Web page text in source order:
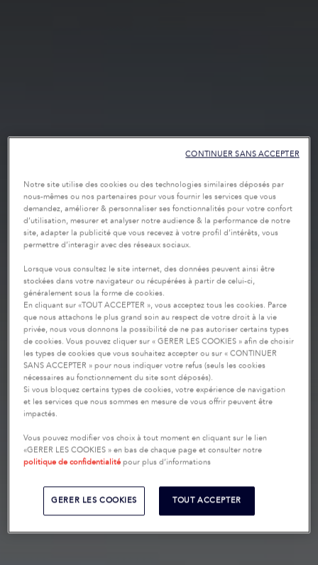
Notre site utilise des cookies ou des technologies similaires déposés par
nous-mêmes ou nos partenaires pour vous fournir les services que vous
demandez, améliorer & personnaliser ses fonctionnalités pour votre confort
d’utilisation, mesurer et analyser notre audience & la performance de notre
site, adapter la publicité que vous recevez à votre profil d’intérêts, vous
permettre d’interagir avec des réseaux sociaux.
Lorsque vous consultez le site internet, des données peuvent ainsi être
stockées dans votre navigateur ou récupérées à partir de celui-ci,
généralement sous la forme de cookies.
En cliquant sur «TOUT ACCEPTER », vous acceptez tous les cookies. Parce
que nous attachons le plus grand soin au respect de votre droit à la vie
privée, nous vous donnons la possibilité de ne pas autoriser certains types
de cookies. Vous pouvez cliquer sur « GERER LES COOKIES » afin de choisir
les types de cookies que vous souhaitez accepter ou sur « CONTINUER
SANS ACCEPTER » pour nous indiquer votre refus (seuls les cookies
nécessaires au fonctionnement du site sont déposés).
Si vous bloquez certains types de cookies, votre expérience de navigation
et les services que nous sommes en mesure de vous offrir peuvent être
impactés.
Vous pouvez modifier vos choix à tout moment en cliquant sur le lien
«GERER LES COOKIES » en bas de chaque page et consulter notre
politique de confidentialité pour plus d’informations
GERER LES COOKIES TOUT ACCEPTER
CONTINUER SANS ACCEPTER